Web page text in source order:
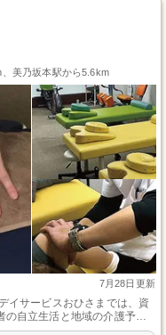
美乃坂本駅から5.6km
7月28日更新
イサービスおひさまでは、資
の自立生活と地域の介護予防